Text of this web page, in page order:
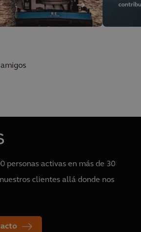
personas activas en más de 30
clientes allá donde nos